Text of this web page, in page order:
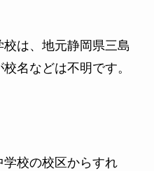
は、地元静岡県三島
名などは不明です。
校の校区からすれ